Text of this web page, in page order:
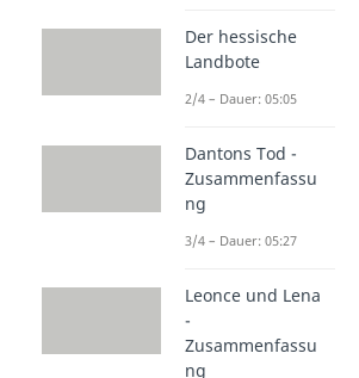
Der hessische
Landbote
2/4 – Dauer: 05:05
Dantons Tod -
Zusammenfassu
ng
3/4 – Dauer: 05:27
Leonce und Lena
-
Zusammenfassu
ng